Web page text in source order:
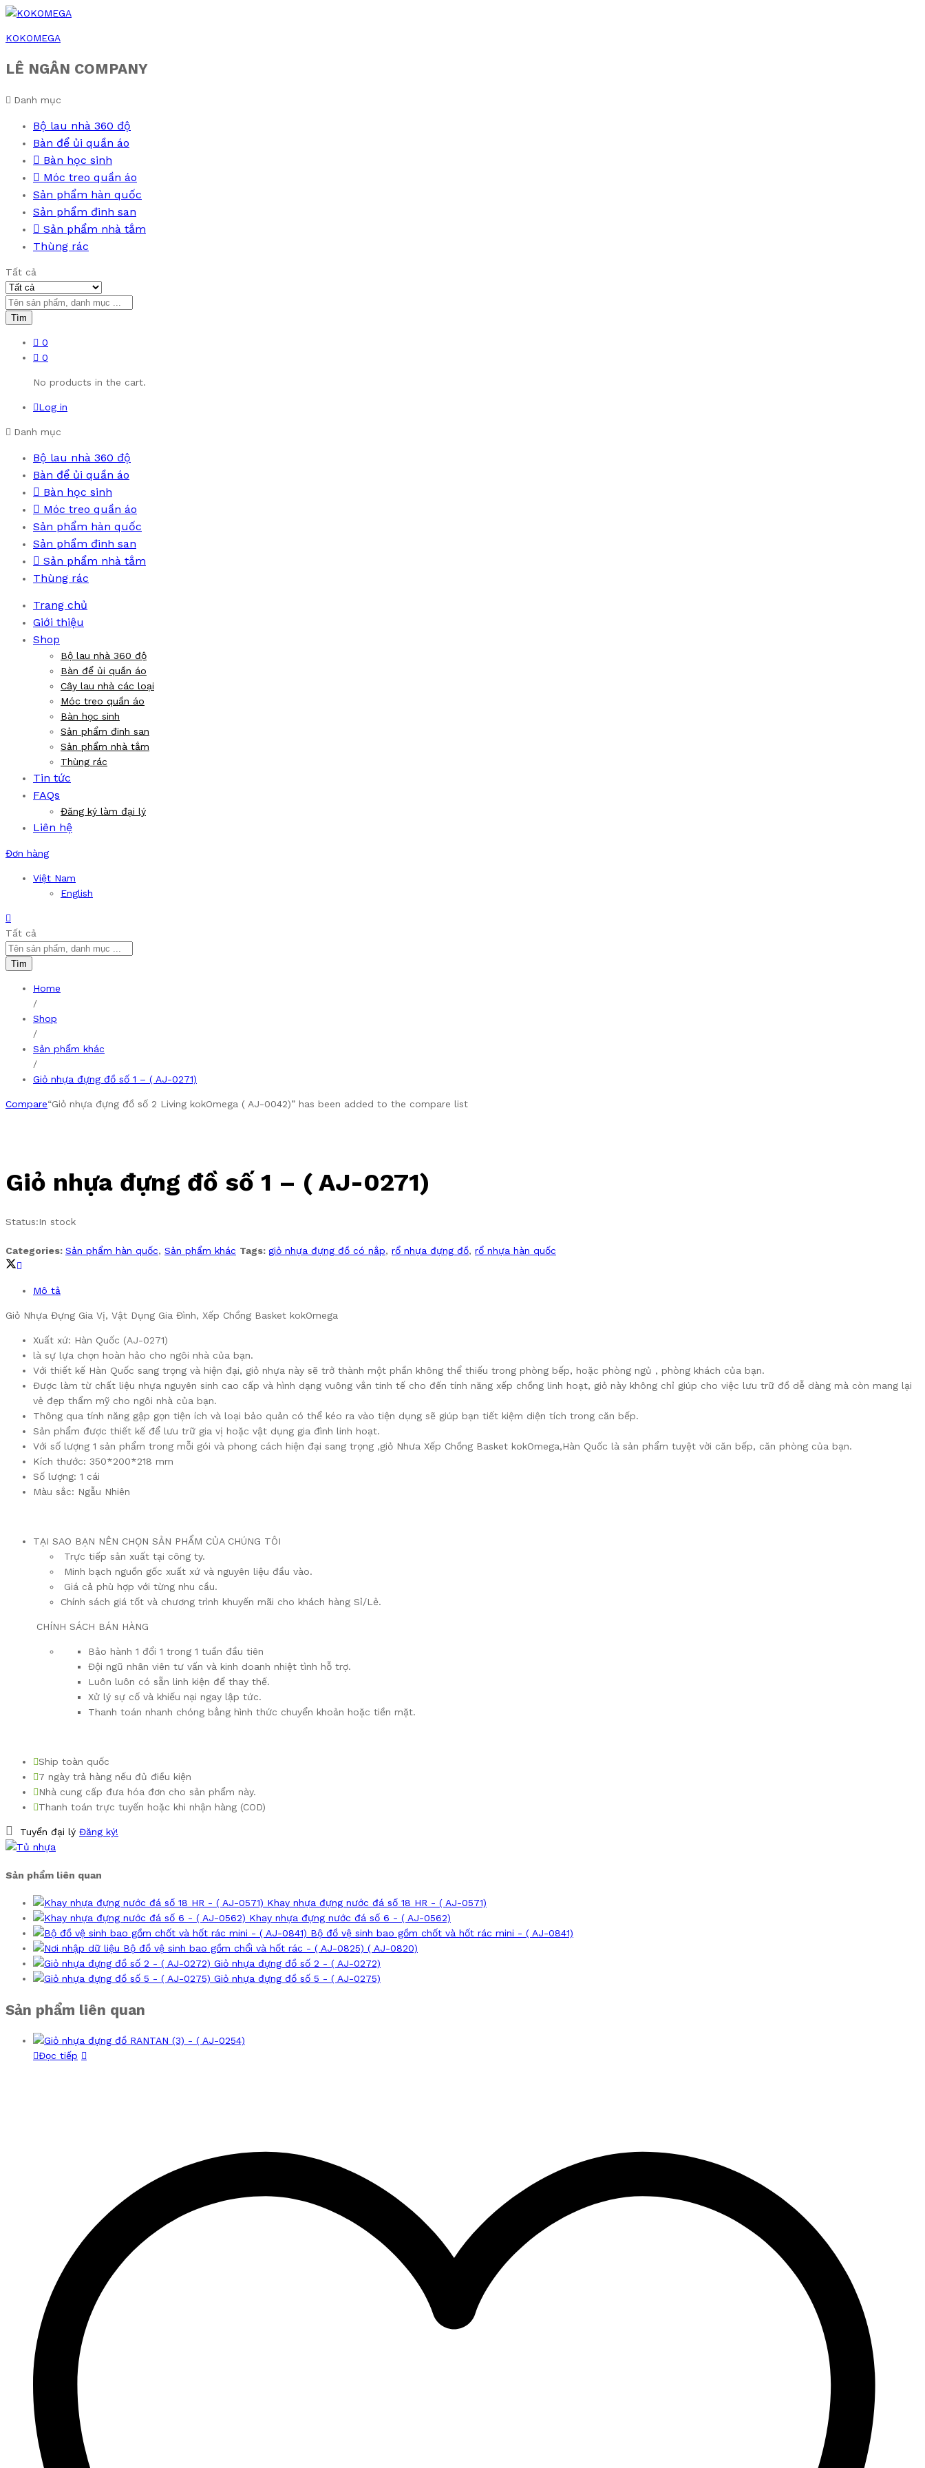
KOKOMEGA
LÊ NGÂN COMPANY
Danh mục
Bộ lau nhà 360 độ
Bàn để ủi quần áo
Bàn học sinh
Móc treo quần áo
Sản phẩm hàn quốc
Sản phẩm đinh san
Sản phẩm nhà tắm
Thùng rác
Tất cả
Tìm
0
0
No products in the cart.
Log in
Danh mục
Bộ lau nhà 360 độ
Bàn để ủi quần áo
Bàn học sinh
Móc treo quần áo
Sản phẩm hàn quốc
Sản phẩm đinh san
Sản phẩm nhà tắm
Thùng rác
Trang chủ
Giới thiệu
Shop
Bộ lau nhà 360 độ
Bàn để ủi quần áo
Cây lau nhà các loại
Móc treo quần áo
Bàn học sinh
Sản phẩm đinh san
Sản phẩm nhà tắm
Thùng rác
Tin tức
FAQs
Đăng ký làm đại lý
Liên hệ
Đơn hàng
Việt Nam
English
Tất cả
Tìm
Home
/
Shop
/
Sản phẩm khác
/
Giỏ nhựa đựng đồ số 1 – ( AJ-0271)
Compare“Giỏ nhựa đựng đồ số 2 Living kokOmega ( AJ-0042)” has been added to the compare list
Giỏ nhựa đựng đồ số 1 – ( AJ-0271)
Status:In stock
Categories: Sản phẩm hàn quốc, Sản phẩm khác Tags: giỏ nhựa đựng đồ có nắp, rổ nhựa đựng đồ, rổ nhựa hàn quốc
Mô tả
Giỏ Nhựa Đựng Gia Vị, Vật Dụng Gia Đình, Xếp Chồng Basket kokOmega
Xuất xứ: Hàn Quốc (AJ-0271)
là sự lựa chọn hoàn hảo cho ngôi nhà của bạn.
Với thiết kế Hàn Quốc sang trọng và hiện đại, giỏ nhựa này sẽ trở thành một phần không thể thiếu trong phòng bếp, hoặc phòng ngủ , phòng khách của bạn.
Được làm từ chất liệu nhựa nguyên sinh cao cấp và hình dạng vuông vắn tinh tế cho đến tính năng xếp chồng linh hoạt, giỏ này không chỉ giúp cho việc lưu trữ đồ dễ dàng mà còn mang lại
vẻ đẹp thẩm mỹ cho ngôi nhà của bạn.
Thông qua tính năng gập gọn tiện ích và loại bảo quản có thể kéo ra vào tiện dụng sẽ giúp bạn tiết kiệm diện tích trong căn bếp.
Sản phẩm được thiết kế để lưu trữ gia vị hoặc vật dụng gia đình linh hoạt.
Với số lượng 1 sản phẩm trong mỗi gói và phong cách hiện đại sang trọng ,giỏ Nhưa Xếp Chồng Basket kokOmega,Hàn Quốc là sản phẩm tuyệt vời căn bếp, căn phòng của bạn.
Kích thước: 350*200*218 mm
Số lượng: 1 cái
Màu sắc: Ngẫu Nhiên
TẠI SAO BẠN NÊN CHỌN SẢN PHẨM CỦA CHÚNG TÔI
Trực tiếp sản xuất tại công ty.
Minh bạch nguồn gốc xuất xứ và nguyên liệu đầu vào.
Giá cả phù hợp với từng nhu cầu.
Chính sách giá tốt và chương trình khuyến mãi cho khách hàng Sỉ/Lẻ.
CHÍNH SÁCH BÁN HÀNG
Bảo hành 1 đổi 1 trong 1 tuần đầu tiên
Đội ngũ nhân viên tư vấn và kinh doanh nhiệt tình hỗ trợ.
Luôn luôn có sẵn linh kiện để thay thế.
Xử lý sự cố và khiếu nại ngay lập tức.
Thanh toán nhanh chóng bằng hình thức chuyển khoản hoặc tiền mặt.
Ship toàn quốc
7 ngày trả hàng nếu đủ điều kiện
Nhà cung cấp đưa hóa đơn cho sản phẩm này.
Thanh toán trực tuyến hoặc khi nhận hàng (COD)
Tuyển đại lý Đăng ký!
Sản phẩm liên quan
Khay nhựa đựng nước đá số 18 HR - ( AJ-0571)
Khay nhựa đựng nước đá số 6 - ( AJ-0562)
Bộ đồ vệ sinh bao gồm chốt và hốt rác mini - ( AJ-0841)
Bộ đồ vệ sinh bao gồm chổi và hốt rác - ( AJ-0825) ( AJ-0820)
Giỏ nhựa đựng đồ số 2 - ( AJ-0272)
Giỏ nhựa đựng đồ số 5 - ( AJ-0275)
Sản phẩm liên quan
Đọc tiếp